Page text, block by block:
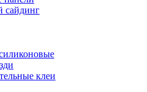
сайдинг
клеи